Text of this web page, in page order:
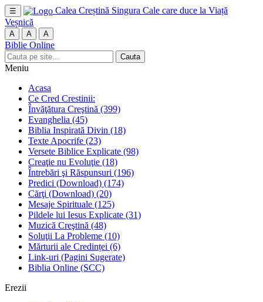
☰ Calea Creștină Singura Cale care duce la Viață
Veșnică
A A A
Biblie Online
Cauta
Meniu
Acasa
Ce Cred Crestinii:
Învăţătura Creştină (399)
Evanghelia (45)
Biblia Inspirată Divin (18)
Texte Apocrife (23)
Versete Biblice Explicate (98)
Creaţie nu Evoluţie (18)
Întrebări şi Răspunsuri (196)
Predici (Download) (174)
Cărţi (Download) (20)
Mesaje Spirituale (125)
Pildele lui Iesus Explicate (31)
Muzică Creştină (48)
Soluţii La Probleme (10)
Mărturii ale Credinței (6)
Link-uri (Pagini Sugerate)
Biblia Online (SCC)
Erezii